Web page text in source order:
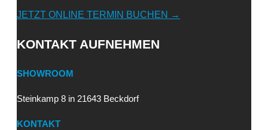
JETZT ONLINE TERMIN BUCHEN →
KONTAKT AUFNEHMEN
SHOWROOM
Steinkamp 8 in 21643 Beckdorf
KONTAKT